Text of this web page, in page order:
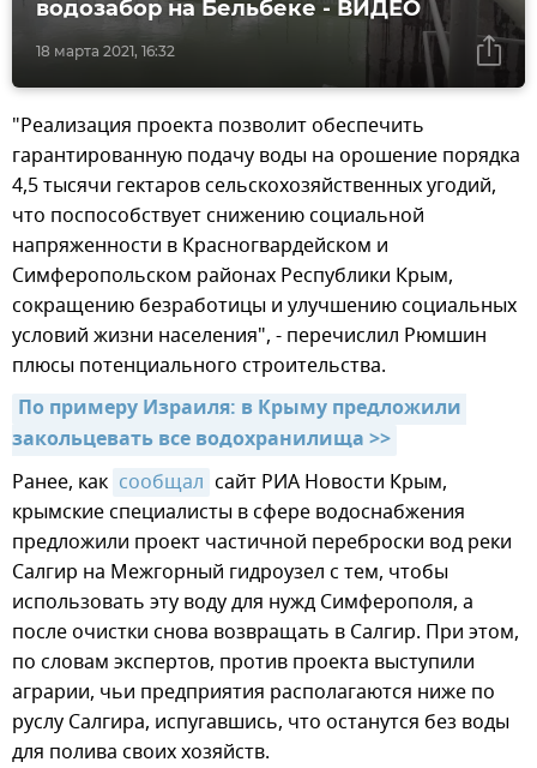
18 марта 2021, 16:32
водозабор на Бельбеке - ВИДЕО
"Реализация проекта позволит обеспечить
гарантированную подачу воды на орошение порядка
4,5 тысячи гектаров сельскохозяйственных угодий,
что поспособствует снижению социальной
напряженности в Красногвардейском и
Симферопольском районах Республики Крым,
сокращению безработицы и улучшению социальных
условий жизни населения", - перечислил Рюмшин
плюсы потенциального строительства.
По примеру Израиля: в Крыму предложили
закольцевать все водохранилища >>
Ранее, как сообщал сайт РИА Новости Крым,
крымские специалисты в сфере водоснабжения
предложили проект частичной переброски вод реки
Салгир на Межгорный гидроузел с тем, чтобы
использовать эту воду для нужд Симферополя, а
после очистки снова возвращать в Салгир. При этом,
по словам экспертов, против проекта выступили
аграрии, чьи предприятия располагаются ниже по
руслу Салгира, испугавшись, что останутся без воды
для полива своих хозяйств.